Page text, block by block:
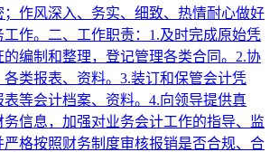
；作风深入、务实、细致、热情耐心做好
作。二、工作职责：1.及时完成原始凭
编制和整理，登记管理各类合同。2.协
各类报表、资料。3.装订和保管会计凭
等会计档案、资料。4.向领导提供真
务信息，加强对业务会计工作的指导、监
严格按照财务制度审核报销是否合规、合